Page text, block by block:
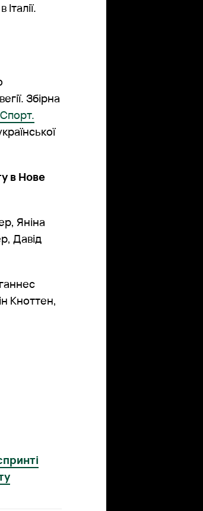
Збірна
в Нове
Яніна
Давід
Кноттен,